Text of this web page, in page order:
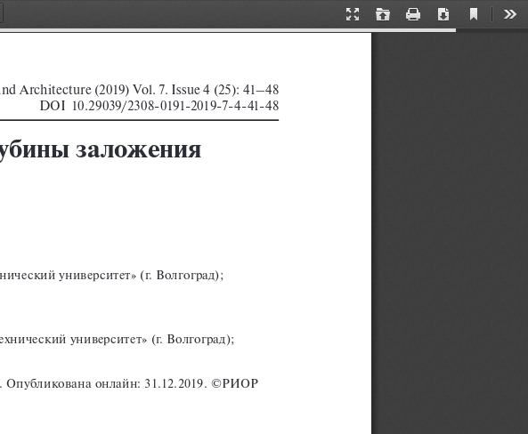
Presentation
Mode
Open Print Download
Current
0 2 0044700
Architecture (2019) Vol. 7. Issue 4 (25): 41–48
DOI  10.29039/2308-0191-2019-7-4-41-48
заложения
университет» (г. Волгоград);
университет» (г. Волгоград);
Опубликована онлайн: 31.12.2019. ©РИОР